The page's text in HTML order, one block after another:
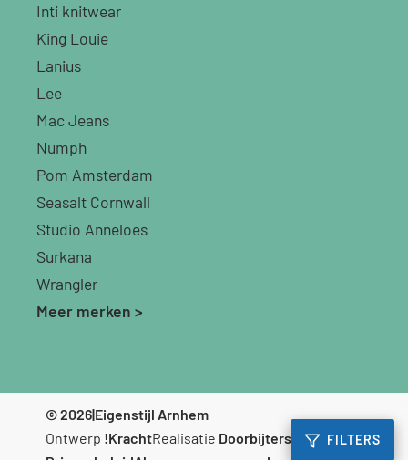
FILTERS
Inti knitwear
King Louie
Lanius
Lee
Mac Jeans
Numph
Pom Amsterdam
Seasalt Cornwall
Studio Anneloes
Surkana
Wrangler
Meer merken >
© 2026|Eigenstijl Arnhem
Ontwerp !KrachtRealisatie Doorbijters